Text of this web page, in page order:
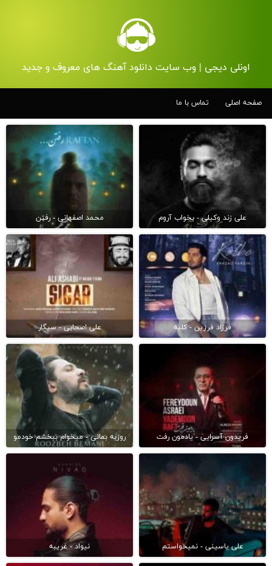
اونلی دیجی | وب سایت دانلود آهنگ های معروف و جدید
صفحه اصلی تماس با ما
علی زند وکیلی - بخواب آروم محمد اصفهانی - رفتن
فرزاد فرزین - کلبه علی اصحابی - سیگار
فریدون آسرایی - یادمون رفت روزبه بمانی - میخوام ببخشم خودمو
علی یاسینی - نمیخواستم نیواد - غریبه